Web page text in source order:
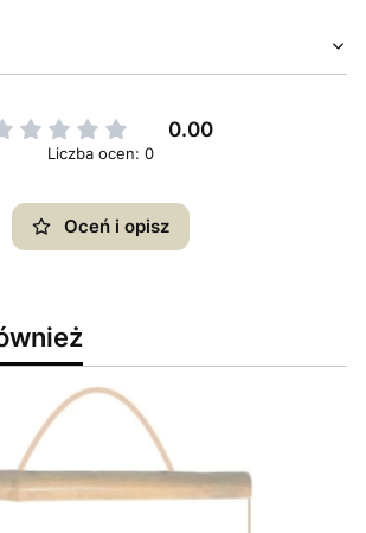
0.00
Liczba ocen: 0
Oceń i opisz